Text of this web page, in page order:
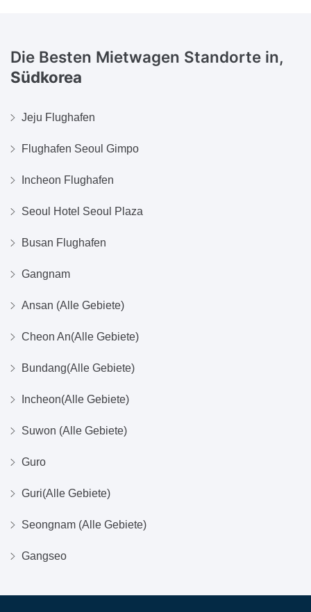
Die Besten Mietwagen Standorte in,
Südkorea
Jeju Flughafen
Flughafen Seoul Gimpo
Incheon Flughafen
Seoul Hotel Seoul Plaza
Busan Flughafen
Gangnam
Ansan (Alle Gebiete)
Cheon An(Alle Gebiete)
Bundang(Alle Gebiete)
Incheon(Alle Gebiete)
Suwon (Alle Gebiete)
Guro
Guri(Alle Gebiete)
Seongnam (Alle Gebiete)
Gangseo